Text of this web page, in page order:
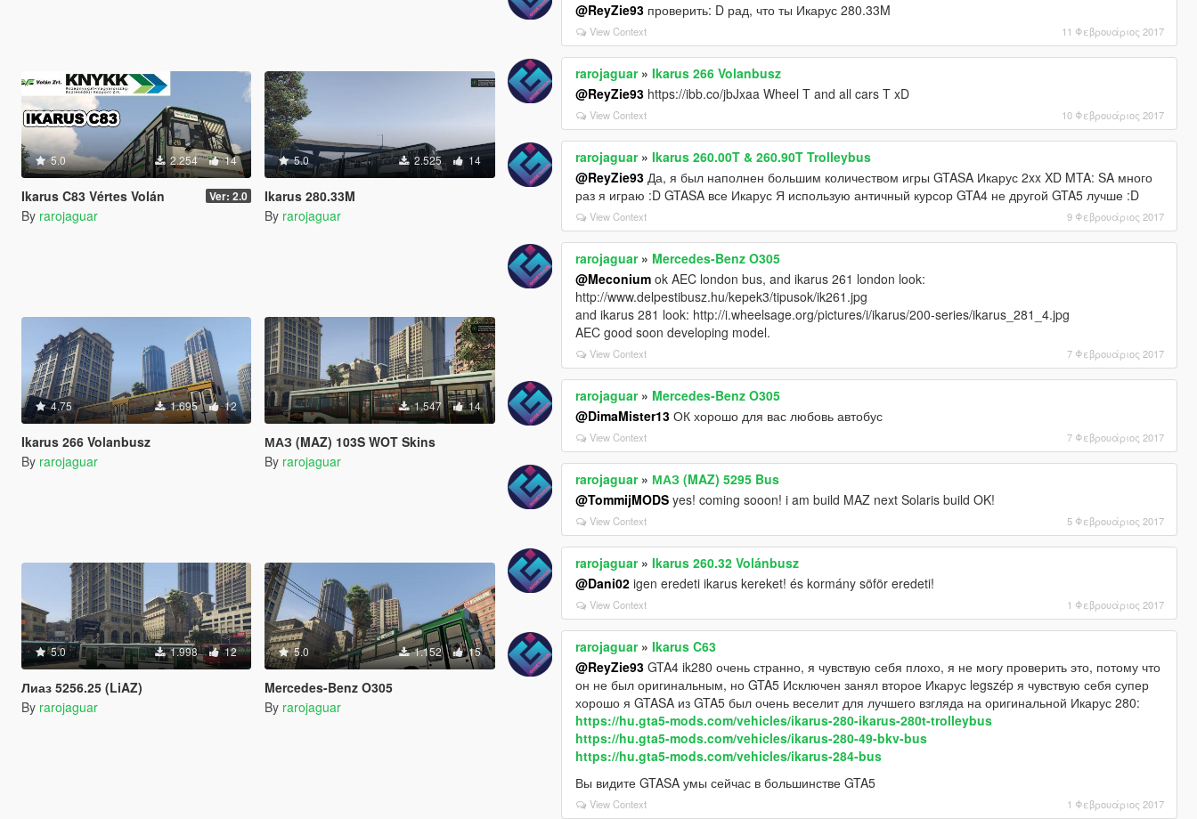
5.0 2.254 14
Ikarus C83 Vértes Volán Ver: 2.0
By rarojaguar
5.0 2.525 14
Ikarus 280.33M
By rarojaguar
4.75 1.695 12
Ikarus 266 Volanbusz
By rarojaguar
1.547 14
МАЗ (MAZ) 103S WOT Skins
By rarojaguar
5.0 1.998 12
Лиаз 5256.25 (LiAZ)
By rarojaguar
5.0 1.152 15
Mercedes-Benz O305
By rarojaguar
@ReyZie93 проверить: D рад, что ты Икарус 280.33M
View Context 11 Φεβρουάριος 2017
rarojaguar»Ikarus 266 Volanbusz
@ReyZie93 https://ibb.co/jbJxaa Wheel T and all cars T xD
View Context 10 Φεβρουάριος 2017
rarojaguar»Ikarus 260.00T & 260.90T Trolleybus
@ReyZie93 Да, я был наполнен большим количеством игры GTASA Икарус 2xx XD MTA: SA много
раз я играю :D GTASA все Икарус Я использую античный курсор GTA4 не другой GTA5 лучше :D
View Context 9 Φεβρουάριος 2017
rarojaguar» Mercedes-Benz O305
@Meconium ok AEC london bus, and ikarus 261 london look:
http://www.delpestibusz.hu/kepek3/tipusok/ik261.jpg
and ikarus 281 look: http://i.wheelsage.org/pictures/i/ikarus/200-series/ikarus_281_4.jpg
AEC good soon developing model.
View Context 7 Φεβρουάριος 2017
rarojaguar» Mercedes-Benz O305
@DimaMister13 ОК хорошо для вас любовь автобус
View Context 7 Φεβρουάριος 2017
rarojaguar» МАЗ (MAZ) 5295 Bus
@TommijMODS yes! coming sooon! i am build MAZ next Solaris build OK!
View Context 5 Φεβρουάριος 2017
rarojaguar»Ikarus 260.32 Volánbusz
@Dani02 igen eredeti ikarus kereket! és kormány söför eredeti!
View Context 1 Φεβρουάριος 2017
rarojaguar»Ikarus C63
@ReyZie93 GTA4 ik280 очень странно, я чувствую себя плохо, я не могу проверить это, потому что
он не был оригинальным, но GTA5 Исключен занял второе Икарус legszép я чувствую себя супер
хорошо я GTASA из GTA5 был очень веселит для лучшего взгляда на оригинальной Икарус 280:
https://hu.gta5-mods.com/vehicles/ikarus-280-ikarus-280t-trolleybus
https://hu.gta5-mods.com/vehicles/ikarus-280-49-bkv-bus
https://hu.gta5-mods.com/vehicles/ikarus-284-bus
Вы видите GTASA умы сейчас в большинстве GTA5
View Context 1 Φεβρουάριος 2017